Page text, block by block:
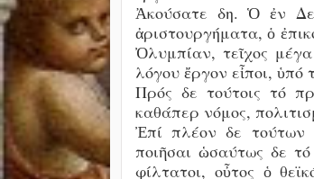
Ἀκούσατε δη. Ὁ ἐν
ἀριστουργήματα, ὁ
Ὀλυμπίαν, τεῖχος
λόγου ἔργον εἶποι, ὑπό
Πρός δε τούτοις τό
καθάπερ νόμος,
Ἐπί πλέον δε τούτων
ποιῆσαι ὡσαύτως δε
φίλτατοι, οὖτος ὁ